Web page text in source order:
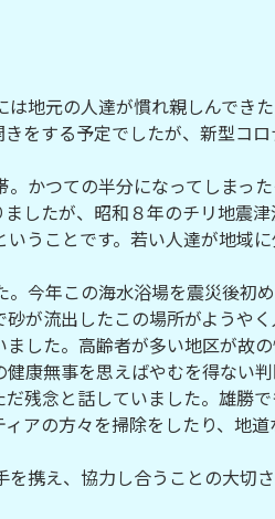
地元の人達が慣れ親しんでき
をする予定でしたが、新型コ
かつての半分になってしまっ
したが、昭和８年のチリ地震
うことです。若い人達が地域に
今年この海水浴場を震災後初
が流出したこの場所がようや
した。高齢者が多い地区が故
康無事を思えばやむを得ない
残念と話していました。雄勝で
アの方々を掃除をしたり、地道
携え、協力し合うことの大切